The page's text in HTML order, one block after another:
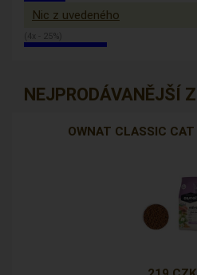
Nic z uvedeného
(4x - 25%)
NEJPRODÁVANĚJŠÍ
OWNAT CLASSIC